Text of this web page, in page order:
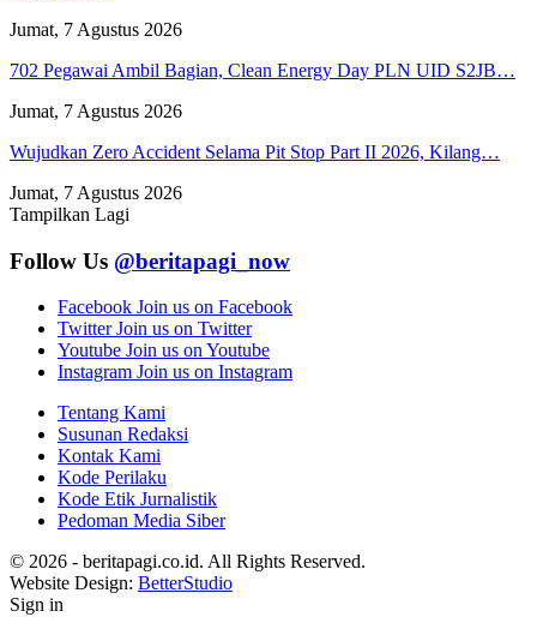
Jumat, 7 Agustus 2026
702 Pegawai Ambil Bagian, Clean Energy Day PLN UID S2JB…
Jumat, 7 Agustus 2026
Wujudkan Zero Accident Selama Pit Stop Part II 2026, Kilang…
Jumat, 7 Agustus 2026
Tampilkan Lagi
Follow Us @beritapagi_now
Facebook Join us on Facebook
Twitter Join us on Twitter
Youtube Join us on Youtube
Instagram Join us on Instagram
Tentang Kami
Susunan Redaksi
Kontak Kami
Kode Perilaku
Kode Etik Jurnalistik
Pedoman Media Siber
© 2026 - beritapagi.co.id. All Rights Reserved.
Website Design: BetterStudio
Sign in